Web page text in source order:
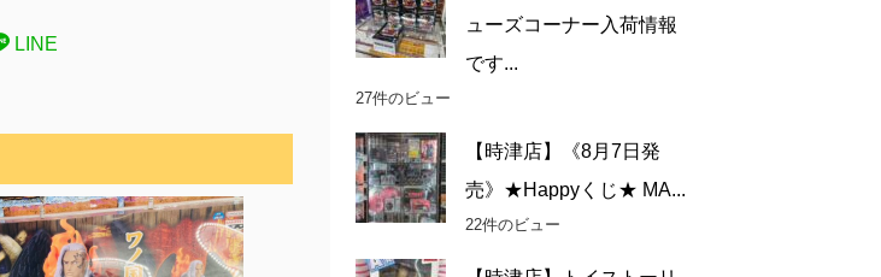
LINE
ューズコーナー入荷情報
です...
27件のビュー
【時津店】《8月7日発
売》★Happyくじ★ MA...
22件のビュー